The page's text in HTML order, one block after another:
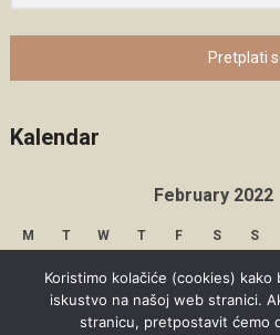
Pretplati
Kalendar
February 2022
M T W T F S S
1 2 3 4 5 6
9 10 11 12 13
Koristimo kolačiće (cookies) kako
iskustvo na našoj web stranici.
stranicu, pretpostavit ćemo